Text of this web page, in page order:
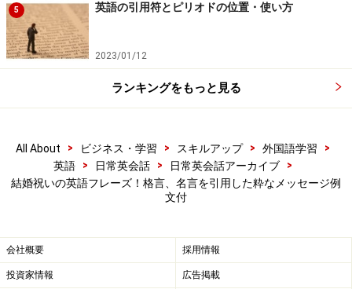
結婚祝いの英語フレーズ1. ワンランク上の
祝辞 ～格言編～
life.（あなたと結婚しなければ、一生後悔するわ）」 ―
『プリティ・ブライド』より。
■「愛は幸福への扉を開く鍵である」
Love is the master key that opens the gates of
happiness.
5 英語の引用符とピリオドの位置・使い方
2023/01/12
ランキングをもっと見る
All About > ビジネス・学習 > スキルアップ > 外国語学習
>
英語
> 日常英会話 > 日常英会話アーカイブ
>
結婚祝いの英語フレーズ！格言、名言を引用した粋なメッセージ例
文付
会社概要 採用情報
投資家情報 広告掲載